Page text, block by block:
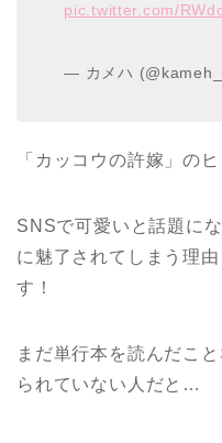
pic.twitter.com/
— カメハ
「カッコウの許嫁」の
SNSで可愛いと話題に
に魅了されてしまう理
す！
まだ単行本を読んだこ
られていない人だと…